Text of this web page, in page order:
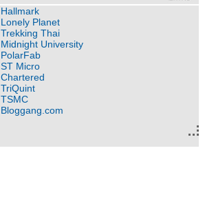
Hallmark
Lonely Planet
Trekking Thai
Midnight University
PolarFab
ST Micro
Chartered
TriQuint
TSMC
Bloggang.com